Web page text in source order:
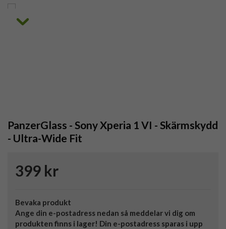
PanzerGlass - Sony Xperia 1 VI - Skärmskydd
- Ultra-Wide Fit
399 kr
Bevaka produkt
Ange din e-postadress nedan så meddelar vi dig om
produkten finns i lager! Din e-postadress sparas i upp